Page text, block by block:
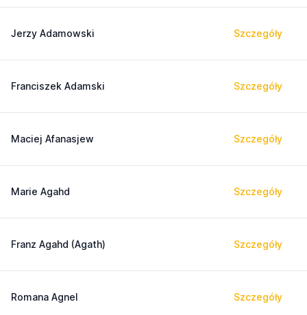
Jerzy Adamowski Szczegóły
Franciszek Adamski Szczegóły
Maciej Afanasjew Szczegóły
Marie Agahd Szczegóły
Franz Agahd (Agath) Szczegóły
Romana Agnel Szczegóły